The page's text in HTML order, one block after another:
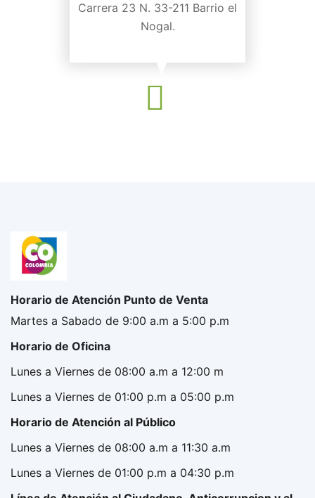
Carrera 23 N. 33-211 Barrio el
Nogal.
Horario de Atención Punto de Venta
Martes a Sabado de 9:00 a.m a 5:00 p.m
Horario de Oficina
Lunes a Viernes de 08:00 a.m a 12:00 m
Lunes a Viernes de 01:00 p.m a 05:00 p.m
Horario de Atención al Público
Lunes a Viernes de 08:00 a.m a 11:30 a.m
Lunes a Viernes de 01:00 p.m a 04:30 p.m